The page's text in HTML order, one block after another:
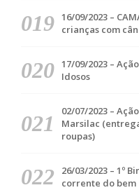
16/09/2023 –
crianças com
17/09/2023 –
Idosos
02/07/2023 –
Marsilac
roupas)
26/03/2023 – 1º
corrente do bem